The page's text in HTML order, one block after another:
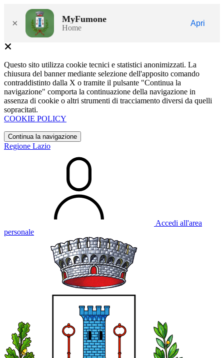
× MyFumone
Home
Apri
Questo sito utilizza cookie tecnici e statistici anonimizzati. La
chiusura del banner mediante selezione dell'apposito comando
contraddistinto dalla X o tramite il pulsante "Continua la
navigazione" comporta la continuazione della navigazione in
assenza di cookie o altri strumenti di tracciamento diversi da quelli
sopracitati.
COOKIE POLICY
Continua la navigazione
Regione Lazio
Accedi all'area
personale